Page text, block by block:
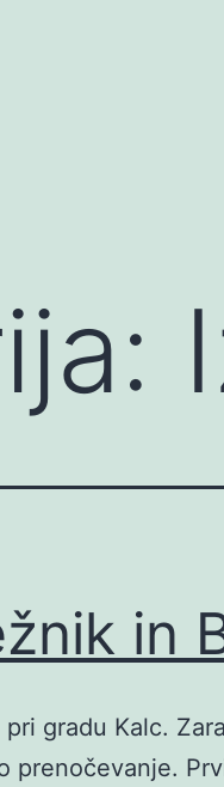
in
pri gradu Kalc.
prenočevanje.